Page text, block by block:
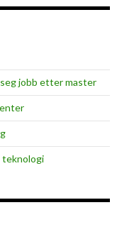
jobb etter master
teknologi